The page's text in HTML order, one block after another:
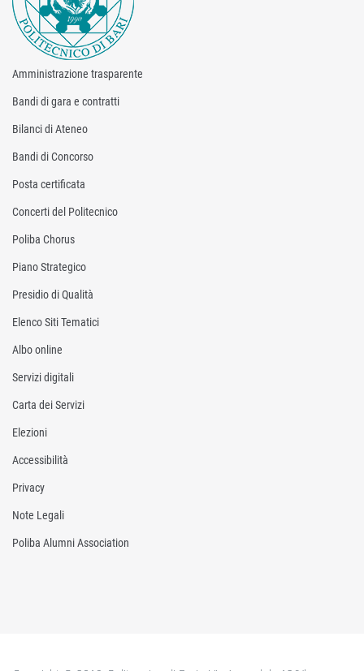
Amministrazione trasparente
Bandi di gara e contratti
Bilanci di Ateneo
Bandi di Concorso
Posta certificata
Concerti del Politecnico
Poliba Chorus
Piano Strategico
Presidio di Qualità
Elenco Siti Tematici
Albo online
Servizi digitali
Carta dei Servizi
Elezioni
Accessibilità
Privacy
Note Legali
Poliba Alumni Association